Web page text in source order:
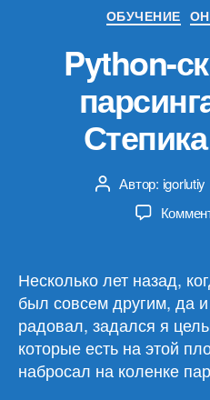
ОБУЧЕНИЕ
Python-
Автор
записи
Автор: igorlutiy
Несколько лет назад,
был совсем другим, да
радовал, задался я
которые есть на этой
набросал на коленке